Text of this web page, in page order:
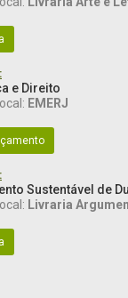
e Direito
EMERJ
Sustentável de
Livraria